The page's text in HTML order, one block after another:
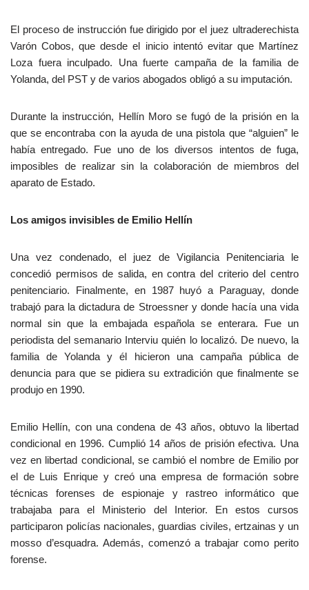
El proceso de instrucción fue dirigido por el juez ultraderechista
Varón Cobos, que desde el inicio intentó evitar que Martínez
Loza fuera inculpado. Una fuerte campaña de la familia de
Yolanda, del PST y de varios abogados obligó a su imputación.
Durante la instrucción, Hellín Moro se fugó de la prisión en la
que se encontraba con la ayuda de una pistola que “alguien” le
había entregado. Fue uno de los diversos intentos de fuga,
imposibles de realizar sin la colaboración de miembros del
aparato de Estado.
Los amigos invisibles de Emilio Hellín
Una vez condenado, el juez de Vigilancia Penitenciaria le
concedió permisos de salida, en contra del criterio del centro
penitenciario. Finalmente, en 1987 huyó a Paraguay, donde
trabajó para la dictadura de Stroessner y donde hacía una vida
normal sin que la embajada española se enterara. Fue un
periodista del semanario Interviu quién lo localizó. De nuevo, la
familia de Yolanda y él hicieron una campaña pública de
denuncia para que se pidiera su extradición que finalmente se
produjo en 1990.
Emilio Hellín, con una condena de 43 años, obtuvo la libertad
condicional en 1996. Cumplió 14 años de prisión efectiva. Una
vez en libertad condicional, se cambió el nombre de Emilio por
el de Luis Enrique y creó una empresa de formación sobre
técnicas forenses de espionaje y rastreo informático que
trabajaba para el Ministerio del Interior. En estos cursos
participaron policías nacionales, guardias civiles, ertzainas y un
mosso d’esquadra. Además, comenzó a trabajar como perito
forense.